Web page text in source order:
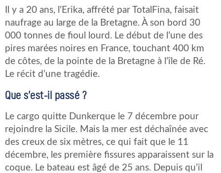
Il y a 20 ans, l’Erika, affrété par TotalFina, faisait
naufrage au large de la Bretagne. À son bord 30
000 tonnes de fioul lourd. Le début de l’une des
pires marées noires en France, touchant 400 km
de côtes, de la pointe de la Bretagne à l’île de Ré.
Le récit d’une tragédie.
Que s’est-il passé ?
Le cargo quitte Dunkerque le 7 décembre pour
rejoindre la Sicile. Mais la mer est déchaînée avec
des creux de six mètres, ce qui fait que le 11
décembre, les première fissures apparaissent sur la
coque. Le bateau est âgé de 25 ans. Depuis qu’il